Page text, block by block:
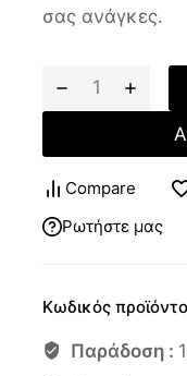
σας ανάγκες.
Compare
Ρωτήστε μας
Κωδικός
Παράδοση :